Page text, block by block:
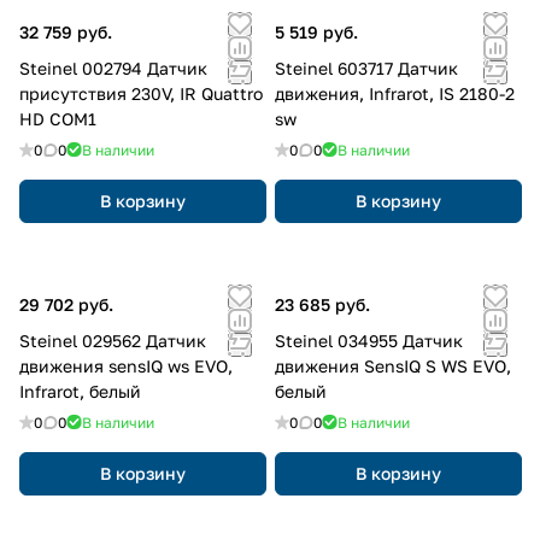
32 759 руб.
Steinel 002794 Датчик
присутствия 230V, IR Quattro
HD COM1
0 0 В наличии
В корзину
5 519 руб.
Steinel 603717 Датчик
движения, Infrarot, IS 2180-2
sw
0 0 В наличии
В корзину
29 702 руб.
Steinel 029562 Датчик
движения sensIQ ws EVO,
Infrarot, белый
0 0 В наличии
В корзину
23 685 руб.
Steinel 034955 Датчик
движения SensIQ S WS EVO,
белый
0 0 В наличии
В корзину